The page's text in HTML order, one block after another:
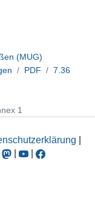
(MUG)
PDF
7.36
1